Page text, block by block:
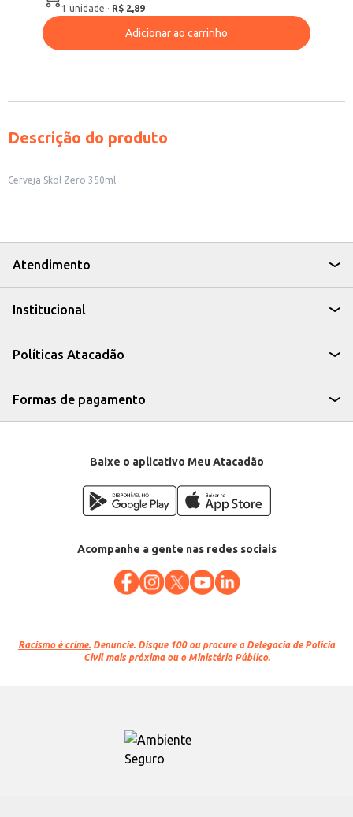
1 unidade · R$ 2,89
Adicionar ao carrinho
Descrição do produto
Cerveja Skol Zero 350ml
Atendimento
Institucional
Políticas Atacadão
Formas de pagamento
Baixe o aplicativo Meu Atacadão
Acompanhe a gente nas redes sociais
Racismo é crime. Denuncie. Disque 100 ou procure a Delegacia de Polícia
Civil mais próxima ou o Ministério Público.